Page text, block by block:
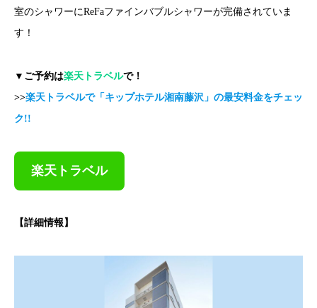
室のシャワーにReFaファインバブルシャワーが完備されていま
す！
▼ご予約は楽天トラベルで！
>>楽天トラベルで「 キップホテル湘南藤沢 」の最安料金をチェッ
ク!!
楽天トラベル
【詳細情報】